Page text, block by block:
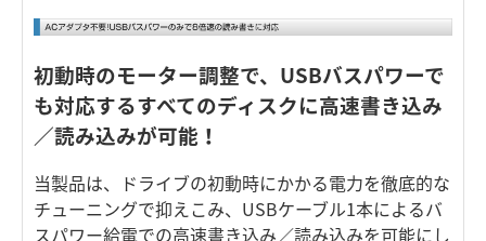
初動時のモーター調整で、USBバスパワーで
も対応するすべてのディスクに高速書き込み
／読み込みが可能！
当製品は、ドライブの初動時にかかる電力を徹底的な
チューニングで抑えこみ、USBケーブル1本によるバ
スパワー給電での高速書き込み／読み込みを可能にし